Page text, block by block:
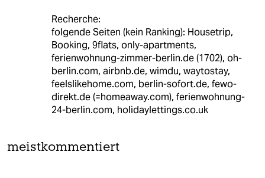
Recherche:
folgende Seiten (kein Ranking): Housetrip,
Booking, 9flats, only-apartments,
ferienwohnung-zimmer-berlin.de (1702), oh-
berlin.com, airbnb.de, wimdu, waytostay,
feelslikehome.com, berlin-sofort.de, fewo-
direkt.de (=homeaway.com), ferienwohnung-
24-berlin.com, holidaylettings.co.uk
meistkommentiert